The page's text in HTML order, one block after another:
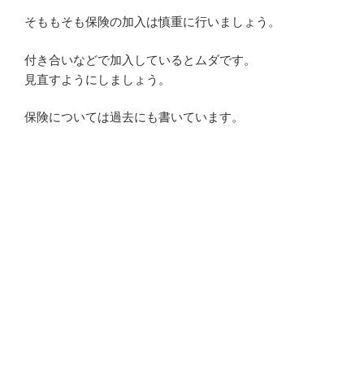
そももそも保険の加入は慎重に行いましょう。
付き合いなどで加入しているとムダです。
見直すようにしましょう。
保険については過去にも書いています。